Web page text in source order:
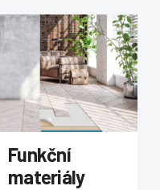
Funkční
materiály